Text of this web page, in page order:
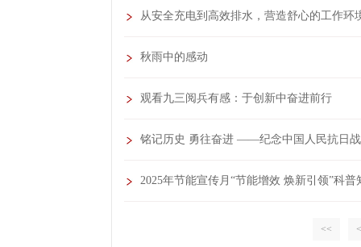
从安全充电到高效排水，营造舒心的工作环
秋雨中的感动
观看九三阅兵有感：于创新中奋进前行
铭记历史 勇往奋进 ——纪念中国人民抗日
2025年节能宣传月“节能增效 焕新引领”科
<< <